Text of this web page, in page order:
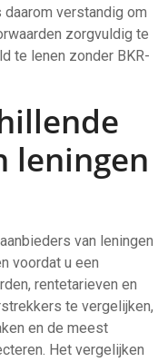
verstandig om
zorgvuldig te
te lenen zonder BKR-
leningen
van leningen
voordat u een
rentetarieven en
te vergelijken,
en de meest
Het vergelijken